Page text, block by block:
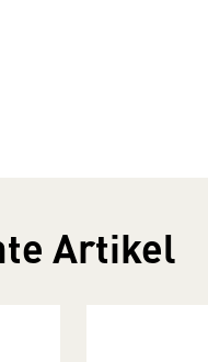
Artikel